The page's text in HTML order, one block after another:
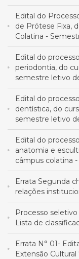
Edital do
de Prótese Fixa,
Colatina -
Edital do
periodontia, do
semestre letivo
Edital do
dentística, do
semestre letivo
Edital do
anatomia e
câmpus colatina
Errata Segunda
relações
Processo
Lista de
Errata N° 01-
Extensão